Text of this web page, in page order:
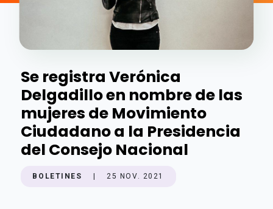
Se registra Verónica
Delgadillo en nombre de las
mujeres de Movimiento
Ciudadano a la Presidencia
del Consejo Nacional
BOLETINES 25 NOV. 2021